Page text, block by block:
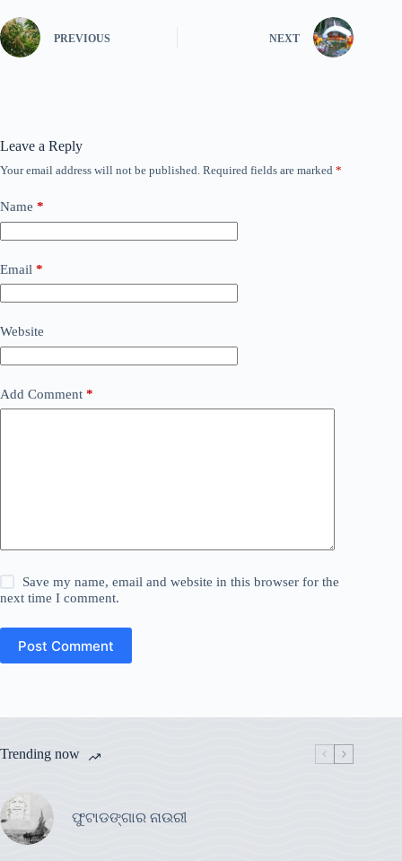
PREVIOUS NEXT
Leave a Reply
Your email address will not be published. Required fields are marked *
Name *
Email *
Website
Add Comment *
Save my name, email and website in this browser for the
next time I comment.
Post Comment
Trending now
ଫୁଟାଡଙ୍ଗାର ନାଉରୀ